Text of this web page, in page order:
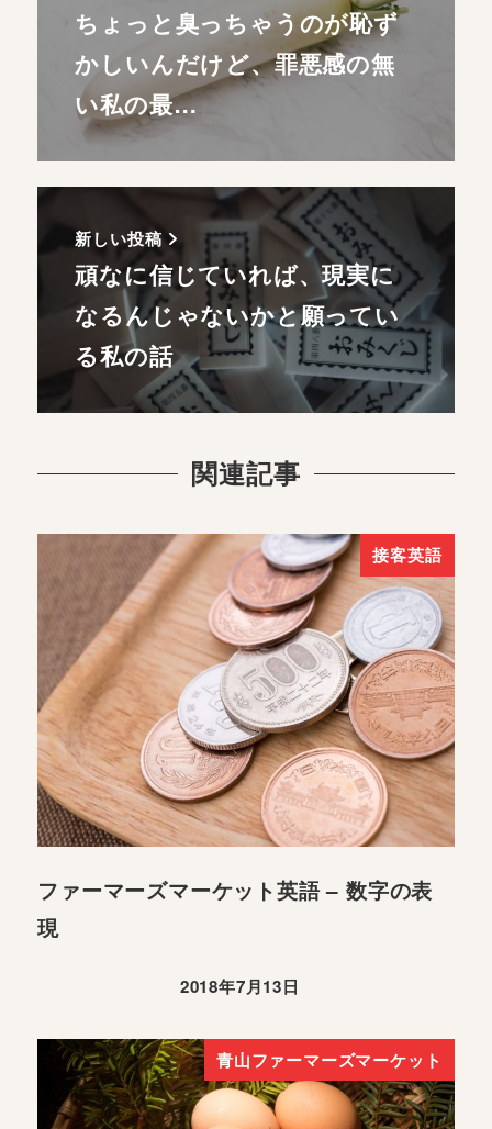
ちょっと臭っちゃうのが恥ず
かしいんだけど、罪悪感の無
い私の最…
新しい投稿
頑なに信じていれば、現実に
なるんじゃないかと願ってい
る私の話
関連記事
接客英語
ファーマーズマーケット英語 – 数字の表
現
2018年7月13日
青山ファーマーズマーケット